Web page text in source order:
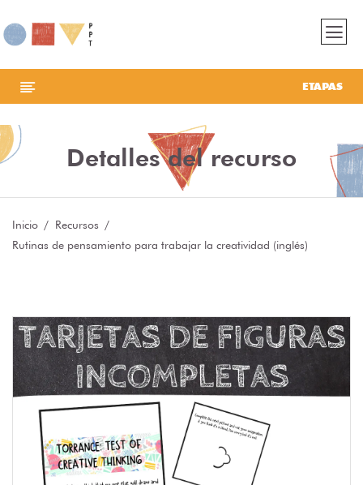
ETAPAS
Detalles del recurso
Inicio
Recursos
Rutinas de pensamiento para trabajar la creatividad (inglés)